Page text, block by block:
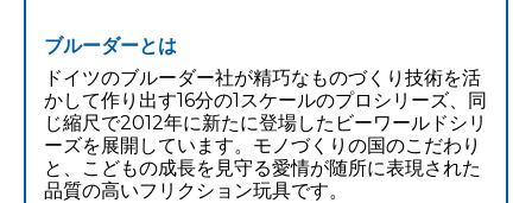
ブルーダーとは
ドイツのブルーダー社が精巧なものづくり技術を活
かして作り出す16分の1スケールのプロシリーズ、同
じ縮尺で2012年に新たに登場したビーワールドシリ
ーズを展開しています。モノづくりの国のこだわり
と、こどもの成長を見守る愛情が随所に表現された
品質の高いフリクション玩具です。